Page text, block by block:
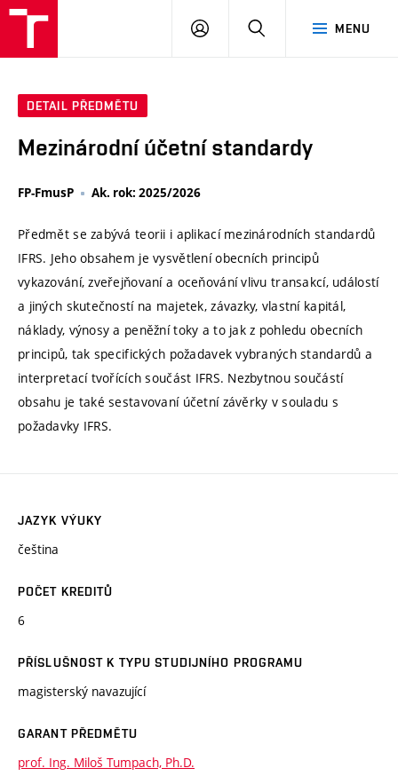
MENU
PŘIHLÁSIT
DETAIL PŘEDMĚTU
Mezinárodní účetní standardy
FP-FmusP Ak. rok: 2025/2026
Předmět se zabývá teorii i aplikací mezinárodních standardů
IFRS. Jeho obsahem je vysvětlení obecních principů
vykazování, zveřejňovaní a oceňování vlivu transakcí, událostí
a jiných skutečností na majetek, závazky, vlastní kapitál,
náklady, výnosy a peněžní toky a to jak z pohledu obecních
principů, tak specifických požadavek vybraných standardů a
interpretací tvořících součást IFRS. Nezbytnou součástí
obsahu je také sestavovaní účetní závěrky v souladu s
požadavky IFRS.
JAZYK VÝUKY
čeština
POČET KREDITŮ
6
PŘÍSLUŠNOST K TYPU STUDIJNÍHO PROGRAMU
magisterský navazující
GARANT PŘEDMĚTU
prof. Ing. Miloš Tumpach, Ph.D.